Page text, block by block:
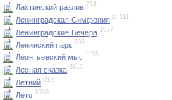
Лахтинский разлив 714
Ленинградская Симфония 14311
Ленинградские Вечера 1977
Ленинский парк 606
Леонтьевский мыс 1155
Лесная сказка 3913
Летний 912
Лето 1088